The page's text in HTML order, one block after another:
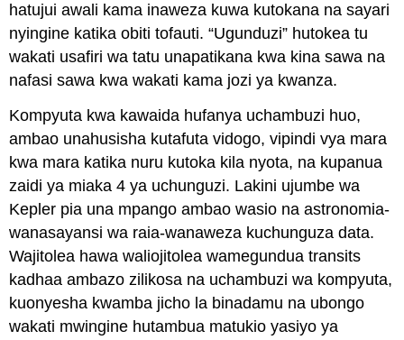
hatujui awali kama inaweza kuwa kutokana na sayari
nyingine katika obiti tofauti. “Ugunduzi” hutokea tu
wakati usafiri wa tatu unapatikana kwa kina sawa na
nafasi sawa kwa wakati kama jozi ya kwanza.
Kompyuta kwa kawaida hufanya uchambuzi huo,
ambao unahusisha kutafuta vidogo, vipindi vya mara
kwa mara katika nuru kutoka kila nyota, na kupanua
zaidi ya miaka 4 ya uchunguzi. Lakini ujumbe wa
Kepler pia una mpango ambao wasio na astronomia-
wanasayansi wa raia-wanaweza kuchunguza data.
Wajitolea hawa waliojitolea wamegundua transits
kadhaa ambazo zilikosa na uchambuzi wa kompyuta,
kuonyesha kwamba jicho la binadamu na ubongo
wakati mwingine hutambua matukio yasiyo ya